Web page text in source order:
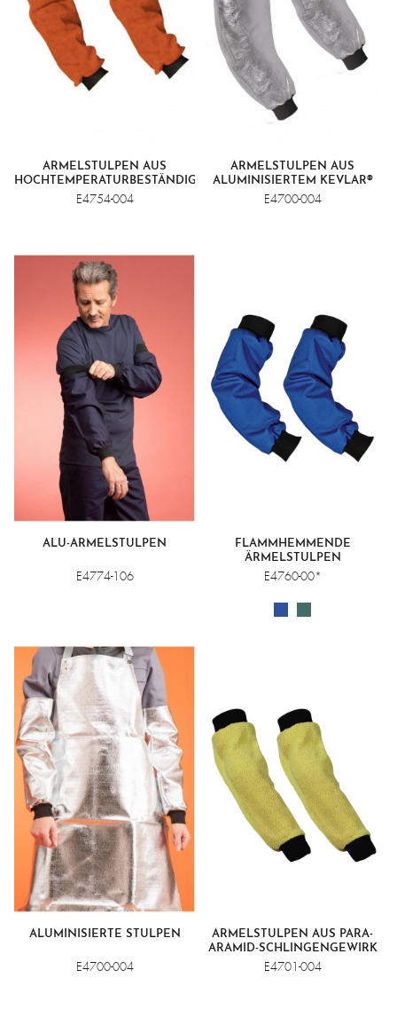
ÄRMELSTULPEN AUS
HOCHTEMPERATURBESTÄNDIGEM
SPALTLEDER
E4754-004
ÄRMELSTULPEN AUS
ALUMINISIERTEM KEVLAR®
E4700-004
ALU-ÄRMELSTULPEN
E4774-106
FLAMMHEMMENDE
ÄRMELSTULPEN
E4760-00*
ALUMINISIERTE STULPEN
E4700-004
ÄRMELSTULPEN AUS PARA-
ARAMID-SCHLINGENGEWIRK
E4701-004